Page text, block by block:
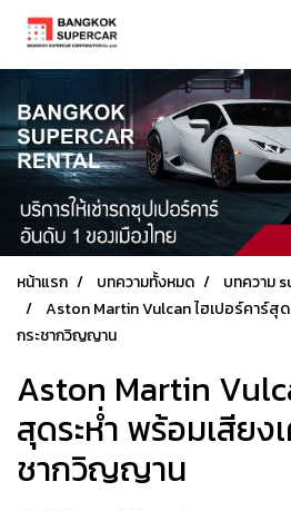
หน้าแรก บทความทั้งหมด
บทความ
Aston Martin Vulcan ไฮเปอร์คาร์สุ
กระชากวิญญาน
Aston Martin
สุดระห่ำ พร้อมเสียง
ชากวิญญาน